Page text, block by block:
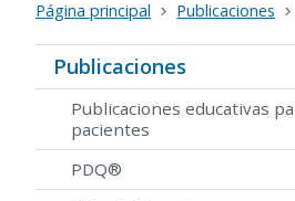
Página principal Publicaciones
Publicaciones
Publicaciones educativas
pacientes
PDQ®